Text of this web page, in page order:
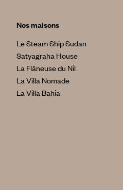
Nos maisons
Le Steam Ship Sudan
Satyagraha House
La Flâneuse du Nil
La Villa Nomade
La Villa Bahia